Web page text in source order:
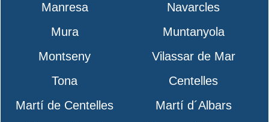
Manresa
Navarcles
Mura
Muntanyola
Montseny
Vilassar de Mar
Tona
Centelles
Martí de Centelles
Martí d´Albars